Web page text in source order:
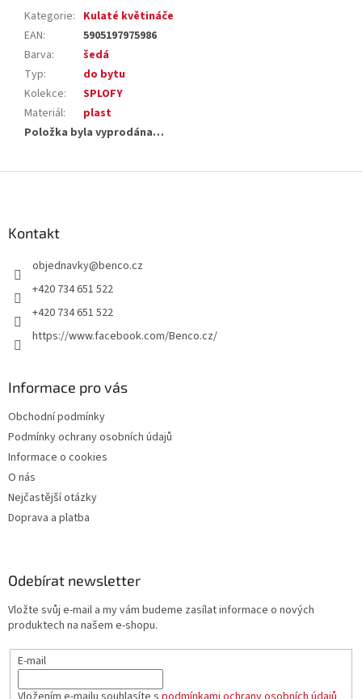
Kategorie: Kulaté květináče
EAN:
5905197975986
Barva:
šedá
Typ:
do bytu
Kolekce:
SPLOFY
Materiál:
plast
Položka byla vyprodána…
Kontakt
objednavky@benco.cz
+420 734 651 522
+420 734 651 522
https://www.facebook.com/Benco.cz/
Informace pro vás
Obchodní podmínky
Podmínky ochrany osobních údajů
Informace o cookies
O nás
Nejčastější otázky
Doprava a platba
Odebírat newsletter
Vložte svůj e-mail a my vám budeme zasílat informace o nových
produktech na našem e-shopu.
E-mail